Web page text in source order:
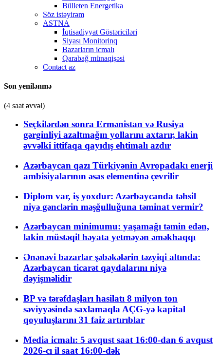
Bülleten Energetika
Söz istəyirəm
ASTNA
İqtisadiyyat Göstəriciləri
Siyası Monitorinq
Bazarların icmalı
Qarabağ münaqişəsi
Contact az
Son yenilənmə
(4 saat əvvəl)
Seçkilərdən sonra Ermənistan və Rusiya
gərginliyi azaltmağın yollarını axtarır, lakin
əvvəlki ittifaqa qayıdış ehtimalı azdır
Azərbaycan qazı Türkiyənin Avropadakı enerji
ambisiyalarının əsas elementinə çevrilir
Diplom var, iş yoxdur: Azərbaycanda təhsil
niyə gənclərin məşğulluğuna təminat vermir?
Azərbaycan minimumu: yaşamağı təmin edən,
lakin müstəqil həyata yetməyən əməkhaqqı
Ənənəvi bazarlar şəbəkələrin təzyiqi altında:
Azərbaycan ticarət qaydalarını niyə
dəyişməlidir
BP və tərəfdaşları hasilatı 8 milyon ton
səviyyəsində saxlamaqla AÇG-yə kapital
qoyuluşlarını 31 faiz artırıblar
Media icmalı: 5 avqust saat 16:00-dan 6 avqust
2026-cı il saat 16:00-dək